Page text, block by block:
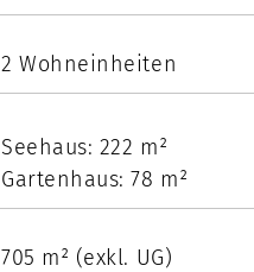
2 Wohneinheiten
Seehaus: 222 m²
Gartenhaus: 78 m²
705 m² (exkl. UG)